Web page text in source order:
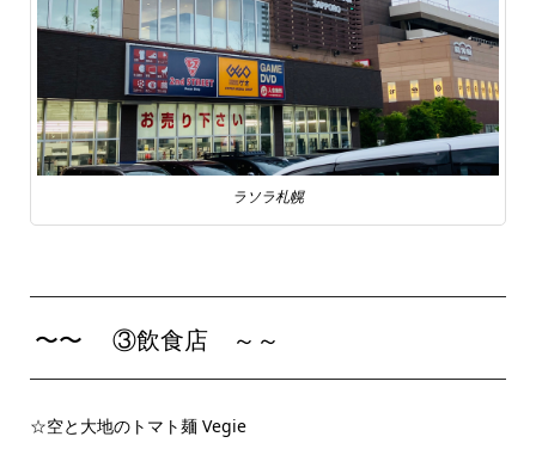
ラソラ札幌
〜〜 ③飲食店 ～～
☆空と大地のトマト麺 Vegie